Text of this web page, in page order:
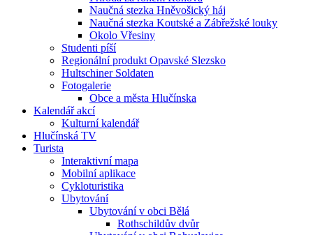
Naučná stezka Hněvošický háj
Naučná stezka Koutské a Zábřežské louky
Okolo Vřesiny
Studenti píší
Regionální produkt Opavské Slezsko
Hultschiner Soldaten
Fotogalerie
Obce a města Hlučínska
Kalendář akcí
Kulturní kalendář
Hlučínská TV
Turista
Interaktivní mapa
Mobilní aplikace
Cykloturistika
Ubytování
Ubytování v obci Bělá
Rothschildův dvůr